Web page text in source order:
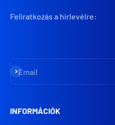
Feliratkozás a hírlevélre:
Email
Iratkozz fel
INFORMÁCIÓK